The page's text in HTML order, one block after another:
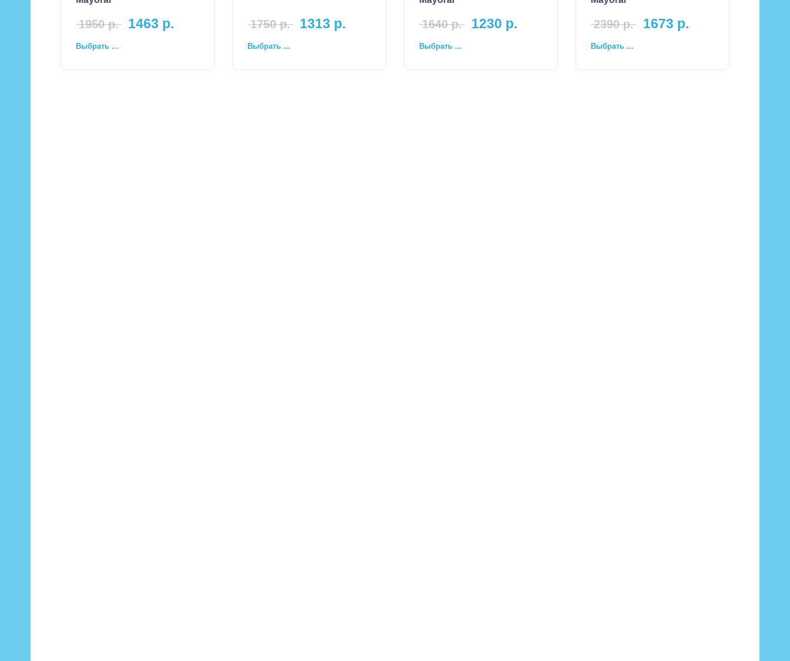
1950р. 1463 р.
Выбрать ...
1750р. 1313 р.
Выбрать ...
1640р. 1230 р.
Выбрать ...
2390р. 1673 р.
Выбрать ...